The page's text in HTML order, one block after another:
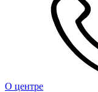
О центре